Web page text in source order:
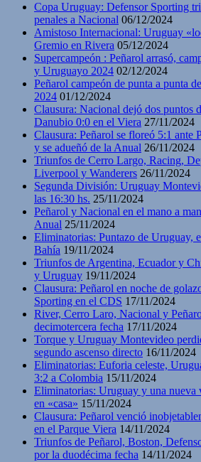
Copa Uruguay: Defensor Sporting
penales a Nacional 06/12/2024
Amistoso Internacional: Uruguay
Gremio en Rivera 05/12/2024
Supercampeón : Peñarol arrasó,
y Uruguayo 2024 02/12/2024
Peñarol campeón de punta a punta
2024 01/12/2024
Clausura: Nacional dejó dos puntos
Danubio 0:0 en el Viera 27/11/2024
Clausura: Peñarol se floreó 5:1 ante
y se adueñó de la Anual 26/11/2024
Triunfos de Cerro Largo, Racing,
Liverpool y Wanderers 26/11/2024
Segunda División: Uruguay
las 16:30 hs. 25/11/2024
Peñarol y Nacional en el mano a
Anual 25/11/2024
Eliminatorias: Puntazo de Uruguay,
Bahía 19/11/2024
Triunfos de Argentina, Ecuador y
y Uruguay 19/11/2024
Clausura: Peñarol en noche de
Sporting en el CDS 17/11/2024
River, Cerro Laro, Nacional y
decimotercera fecha 17/11/2024
Torque y Uruguay Montevideo
segundo ascenso directo 16/11/2024
Eliminatorias: Euforia celeste,
3:2 a Colombia 15/11/2024
Eliminatorias: Uruguay y una nueva
en «casa» 15/11/2024
Clausura: Peñarol venció
en el Parque Viera 14/11/2024
Triunfos de Peñarol, Boston,
por la duodécima fecha 14/11/2024